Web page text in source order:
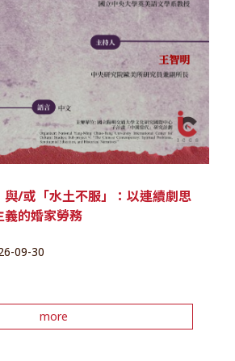
與/或「水土不服」：以連續劇思
義的婚家勞務
09-30
more